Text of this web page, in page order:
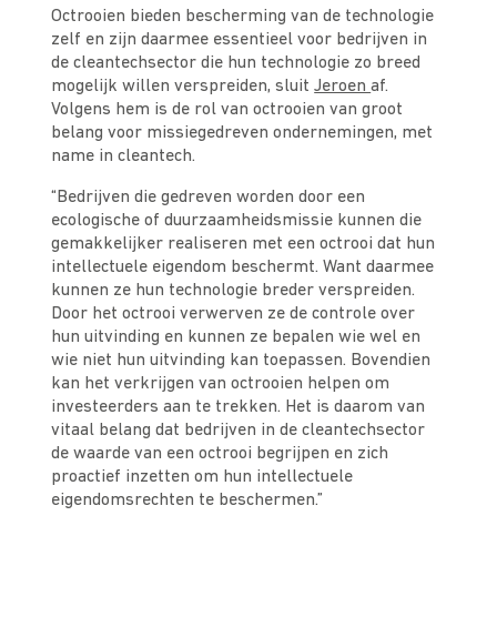
Octrooien bieden bescherming van de technologie
zelf en zijn daarmee essentieel voor bedrijven in
de cleantechsector die hun technologie zo breed
mogelijk willen verspreiden, sluitJeroenaf.
Volgens hem is de rol van octrooien van groot
belang voor missiegedreven ondernemingen, met
name in cleantech.
“Bedrijven die gedreven worden door een
ecologische of duurzaamheidsmissie kunnen die
gemakkelijker realiseren met een octrooi dat hun
intellectuele eigendom beschermt. Want daarmee
kunnen ze hun technologie breder verspreiden.
Door het octrooi verwerven ze de controle over
hun uitvinding en kunnen ze bepalen wie wel en
wie niet hun uitvinding kan toepassen. Bovendien
kan het verkrijgen van octrooien helpen om
investeerders aan te trekken. Het is daarom van
vitaal belang dat bedrijven in de cleantechsector
de waarde van een octrooi begrijpen en zich
proactief inzetten om hun intellectuele
eigendomsrechten te beschermen.”